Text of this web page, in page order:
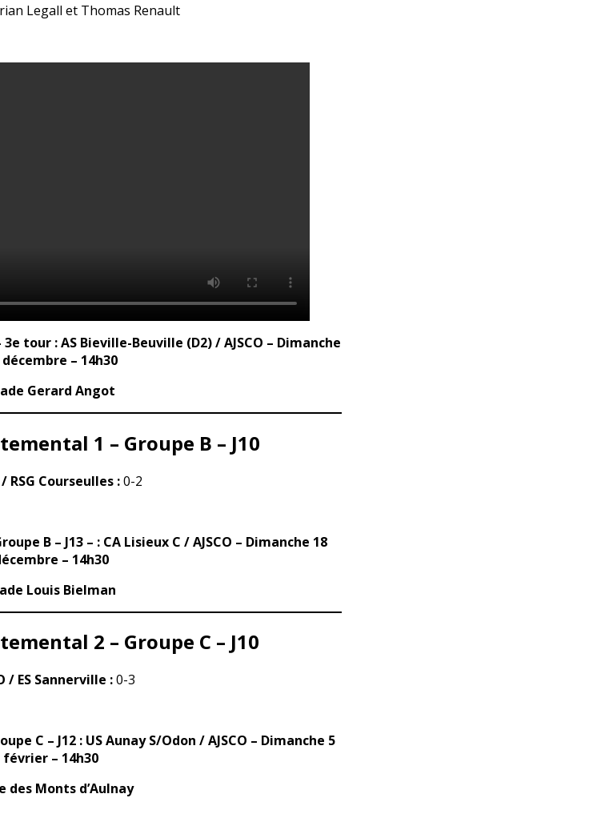
Legall et Thomas Renault
tour : AS Bieville-Beuville (D2) / AJSCO – Dimanche
décembre – 14h30
Gerard Angot
1 – Groupe B – J10
/ RSG Courseulles :0-2
B – J13 – : CA Lisieux C / AJSCO – Dimanche 18
– 14h30
Louis Bielman
2 – Groupe C – J10
/ ES Sannerville :0-3
C – J12 : US Aunay S/Odon / AJSCO – Dimanche 5
février – 14h30
des Monts d’Aulnay